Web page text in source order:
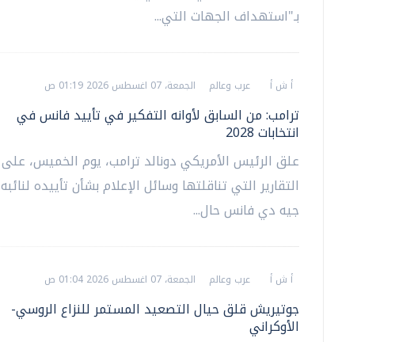
بـ"استهداف الجهات التي...
أ ش أ عرب وعالم الجمعة، 07 اغسطس 2026 01:19 ص
ترامب: من السابق لأوانه التفكير في تأييد فانس في
انتخابات 2028
علق الرئيس الأمريكي دونالد ترامب، يوم الخميس، على
التقارير التي تناقلتها وسائل الإعلام بشأن تأييده لنائبه
جيه دي فانس حال...
أ ش أ عرب وعالم الجمعة، 07 اغسطس 2026 01:04 ص
جوتيريش قلق حيال التصعيد المستمر للنزاع الروسي-
الأوكراني